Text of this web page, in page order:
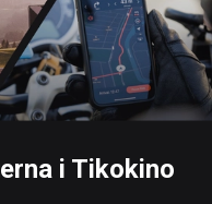
i Tikokino